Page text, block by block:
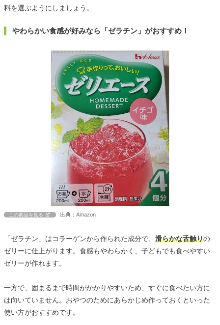
料を選ぶようにしましょう。
やわらかい食感が好みなら「ゼラチン」がおすすめ！
この商品を見る 出典：Amazon
「ゼラチン」はコラーゲンから作られた成分で、 滑らかな舌触りの
ゼリーに仕上がります。食感もやわらかく、子どもでも食べやすい
ゼリーが作れます。
一方で、固まるまで時間がかかりやすいため、すぐに食べたい方に
は向いていません。おやつのためにあらかじめ作っておくといった
使い方がおすすめです。